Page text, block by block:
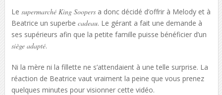
Le supermarché King Soopersa donc décidé d’offrir à Melody et à
Beatrice un superbe cadeau. Le gérant a fait une demande à
ses supérieurs afin que la petite famille puisse bénéficier d’un
siège adapté.
Ni la mère ni la fillette ne s’attendaient à une telle surprise. La
réaction de Beatrice vaut vraiment la peine que vous prenez
quelques minutes pour visionner cette vidéo.